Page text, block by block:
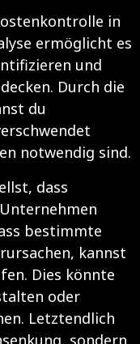
in
ermöglicht es
und
Durch die
du
notwendig sind.
dass
bestimmte
kannst
Dies könnte
oder
Letztendlich